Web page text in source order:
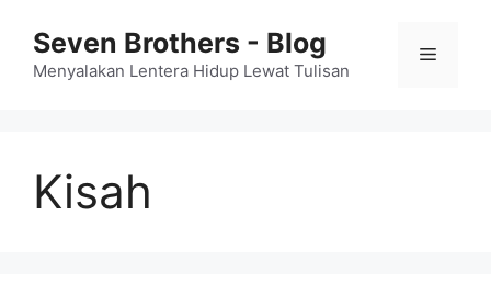
content
Seven Brothers - Blog
Menyalakan Lentera Hidup Lewat Tulisan
Menu
Kisah